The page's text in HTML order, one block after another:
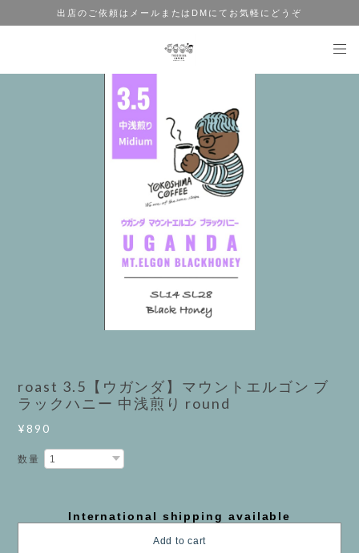
出店のご依頼はメールまたはDMにてお気軽にどうぞ
roast 3.5【ウガンダ】マウントエルゴン ブ
ラックハニー 中浅煎り round
¥890
数量
International shipping available
Add to cart